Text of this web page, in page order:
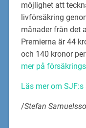
möjlighet att
livförsäkring
månader från det
Premierna är 44
och 140 kronor
mer på
Läs mer om
/Stefan